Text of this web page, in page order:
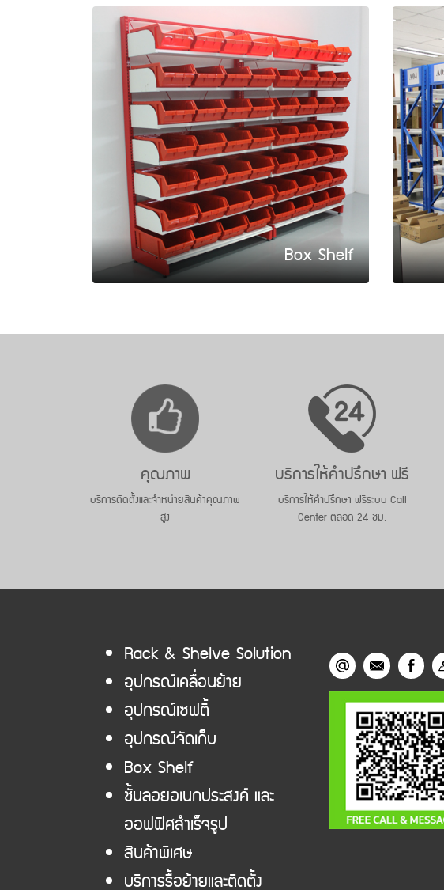
Box Shelf
คุณภาพ
บริการติดตั้งและจำหน่ายสินค้าคุณภาพ
สูง
บริการให้คำปรึกษา ฟรี
บริการให้คำปรึกษา ฟรีระบบ Call
Center ตลอด 24 ชม.
Rack & Shelve Solution
อุปกรณ์เคลื่อนย้าย
อุปกรณ์เซฟตี้
อุปกรณ์จัดเก็บ
Box Shelf
ชั้นลอยอเนกประสงค์ และ
ออฟฟิศสำเร็จรูป
สินค้าพิเศษ
บริการรื้อย้ายและติดตั้ง